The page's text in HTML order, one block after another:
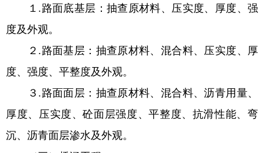
１.路面底基层：抽查原材料、压实度、厚度、强
度及外观。
２.路面基层：抽查原材料、混合料、压实度、厚
度、强度、平整度及外观。
３.路面面层：抽查原材料、混合料、沥青用量、
厚度、压实度、砼面层强度、平整度、抗滑性能、弯
沉、沥青面层渗水及外观。